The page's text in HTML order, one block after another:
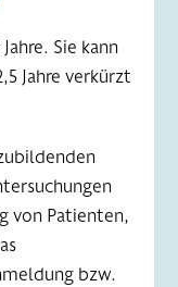
Sie kann
Jahre verkürzt
von Patienten,
bzw.